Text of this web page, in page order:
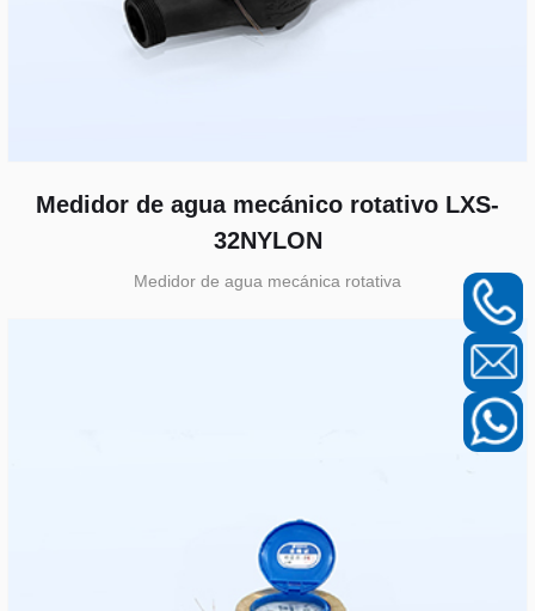
Medidor de agua mecánico rotativo LXS-
32NYLON
Medidor de agua mecánica rotativa